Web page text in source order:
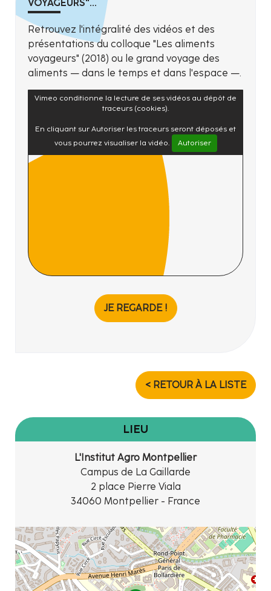
VOYAGEURS"...
Retrouvez l'intégralité des vidéos et des
présentations du colloque "Les aliments
voyageurs" (2018) ou le grand voyage des
aliments — dans le temps et dans l'espace —.
Vimeo conditionne la lecture de ses vidéos au dépôt de
traceurs (cookies).
En cliquant sur Autoriser les traceurs seront déposés et
vous pourrez visualiser la vidéo.
Autoriser
JE REGARDE !
< RETOUR À LA LISTE
LIEU
L'Institut Agro Montpellier
Campus de La Gaillarde
2 place Pierre Viala
34060 Montpellier - France